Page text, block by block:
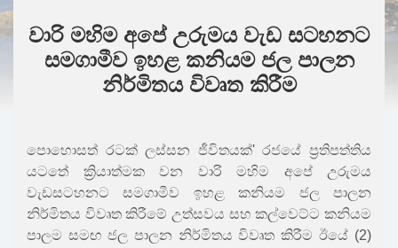
වාරි මහිම අපේ උරුමය වැඩ සටහනට
සමගාමීව ඉහළ කනියම ජල පාලන
නිර්මිතය‍ ‍විවෘත කිරීම
පොහොසත් රටක් ලස්සන ජීවිතයක්' රජයේ ප්‍රතිපත්තිය
යටතේ ක්‍රියාත්මක වන වාරි මහිම අපේ උරුමය
වැඩසටහනට සමගාමීව ඉහළ කනියම ජල පාලන
නිර්මිතය විවෘත කිරීමේ උත්සවය සහ කල්වෙට්ට කනියම
පාලම සමඟ ජල පාලන නිර්මිතය විවෘත කිරීම ඊයේ (2)